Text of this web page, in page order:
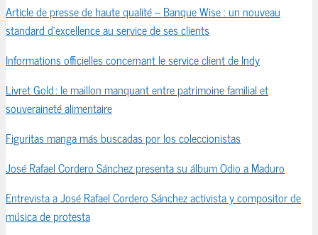
Article de presse de haute qualité – Banque Wise : un nouveau
standard d’excellence au service de ses clients
Informations officielles concernant le service client de Indy
Livret Gold : le maillon manquant entre patrimoine familial et
souveraineté alimentaire
Figuritas manga más buscadas por los coleccionistas
José Rafael Cordero Sánchez presenta su álbum Odio a Maduro
Entrevista a José Rafael Cordero Sánchez activista y compositor de
música de protesta